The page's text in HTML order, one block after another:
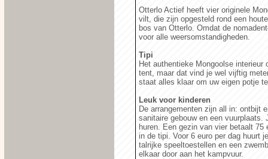
Otterlo Actief heeft vier originele
vilt, die zijn opgesteld rond een
bos van Otterlo. Omdat de
voor alle weersomstandigheden.
Tipi
Het authentieke Mongoolse
tent, maar dat vind je wel vijftig
staat alles klaar om uw eigen potje
Leuk voor kinderen
De arrangementen zijn all in: ontbijt
sanitaire gebouw en een
huren. Een gezin van vier betaalt
in de tipi. Voor 6 euro per dag huurt
talrijke speeltoestellen en een
elkaar door aan het kampvuur.